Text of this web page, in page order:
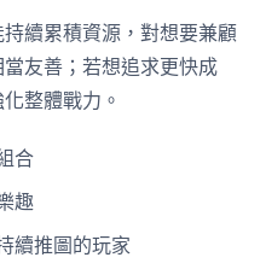
續累積資源，對想要兼顧
友善；若想追求更快成
整體戰力。
合
趣
續推圖的玩家